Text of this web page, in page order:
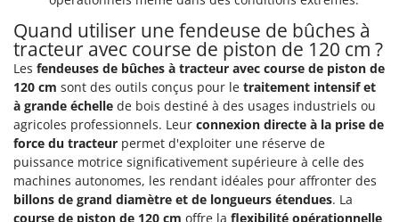
R
Rafraîchisseurs d'air par évaporation
Rampes de chargement en aluminium
Râpes à fromage électriques
Râteaux pour tracteur
Remplisseuses
Robots nettoyeurs de piscine
Robots Tondeuses
GVS
GYS
H
Hailo
Helvi
Henx
HiKOKI
Honda
Quand utiliser une fendeuse de bûches à
tracteur avec course de piston de 120 cm ?
Les fendeuses de bûches à tracteur avec course de piston de
120 cm sont des outils conçus pour le traitement intensif et
à grande échelle de bois destiné à des usages industriels ou
agricoles professionnels. Leur connexion directe à la prise de
force du tracteur permet d'exploiter une réserve de
puissance motrice significativement supérieure à celle des
machines autonomes, les rendant idéales pour affronter des
billons de grand diamètre et de longueurs étendues. La
course de piston de 120 cm offre la flexibilité opérationnelle